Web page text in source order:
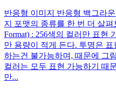
반응형 이미지 반응형 백그라
지 포맷의 종류를 한 번 더 살펴
Format) : 256색의 컬러만 표현
만 용량이 적게 든다. 투명은
하는건 불가능하며, 때문에 그
컬러는 모두 표현 가능하기 때
만...